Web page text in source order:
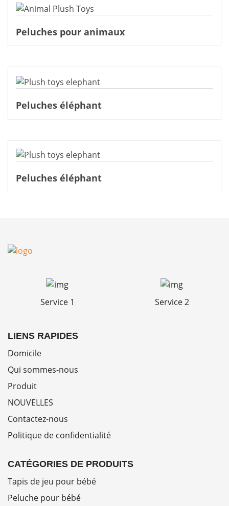
Peluches pour animaux
Peluches éléphant
Peluches éléphant
Service 1 Service 2
LIENS RAPIDES
Domicile
Qui sommes-nous
Produit
NOUVELLES
Contactez-nous
Politique de confidentialité
CATÉGORIES DE PRODUITS
Tapis de jeu pour bébé
Peluche pour bébé